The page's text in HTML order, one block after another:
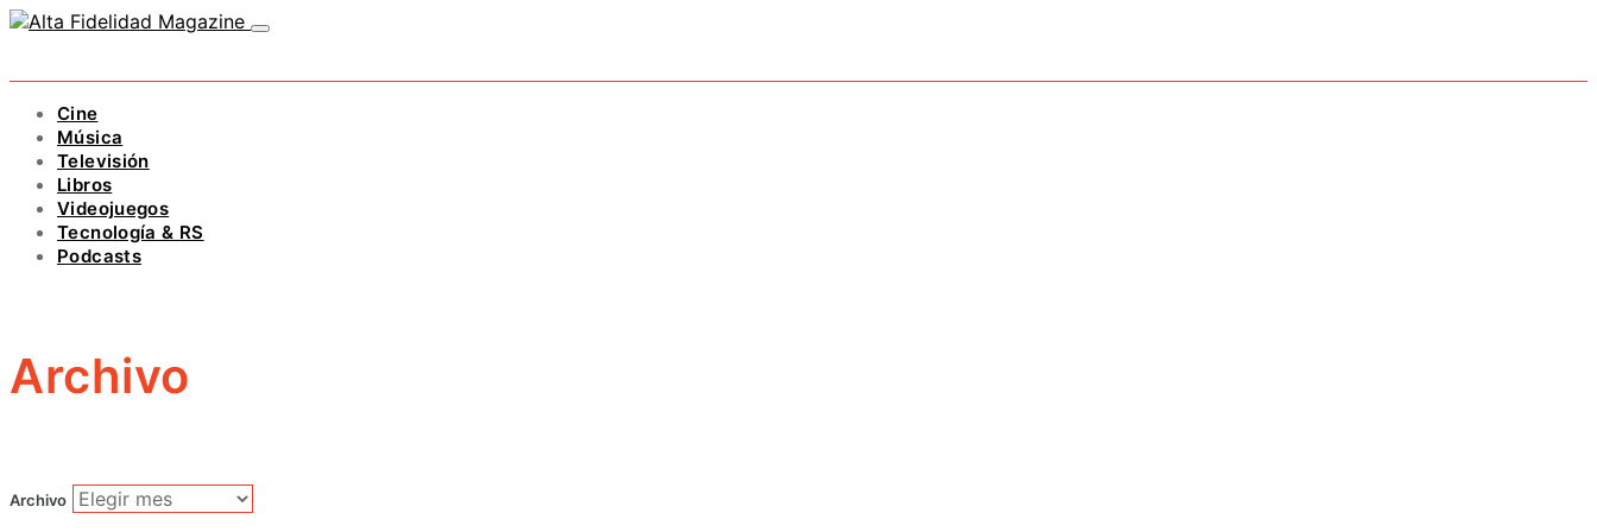
Cine
Música
Televisión
Libros
Videojuegos
Tecnología & RS
Podcasts
Archivo
Archivo